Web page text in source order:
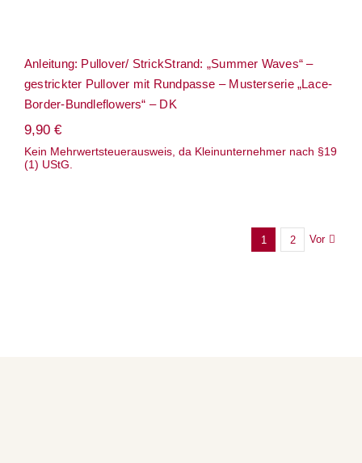
Anleitung: Pullover/ StrickStrand: „Summer Waves“ –
gestrickter Pullover mit Rundpasse – Musterserie „Lace-
Border-Bundleflowers“ – DK
9,90 €
Kein Mehrwertsteuerausweis, da Kleinunternehmer nach §19
(1) UStG.
1 2 Vor